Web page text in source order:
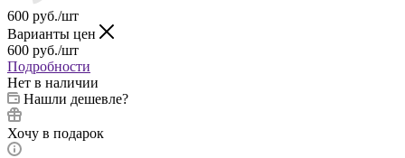
600 руб./шт
Варианты цен
600 руб./шт
Подробности
Нет в наличии
Нашли дешевле?
Хочу в подарок